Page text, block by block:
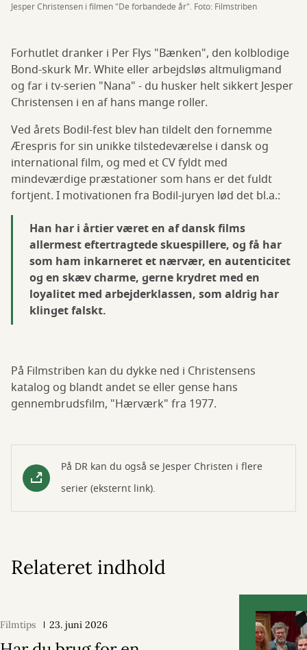
Jesper Christensen i filmen "De forbandede år". Foto: Filmstriben
Forhutlet dranker i Per Flys "Bænken", den kolblodige
Bond-skurk Mr. White eller arbejdsløs altmuligmand
og far i tv-serien "Nana" - du husker helt sikkert Jesper
Christensen i en af hans mange roller.
Ved årets Bodil-fest blev han tildelt den fornemme
Ærespris for sin unikke tilstedeværelse i dansk og
international film, og med et CV fyldt med
mindeværdige præstationer som hans er det fuldt
fortjent. I motivationen fra Bodil-juryen lød det bl.a.:
Han har i årtier været en af dansk films
allermest eftertragtede skuespillere, og få har
som ham inkarneret et nærvær, en autenticitet
og en skæv charme, gerne krydret med en
loyalitet med arbejderklassen, som aldrig har
klinget falskt.
På Filmstriben kan du dykke ned i Christensens
katalog og blandt andet se eller gense hans
gennembrudsfilm, "Hærværk" fra 1977.
På DR kan du også se Jesper Christen i flere
serier (eksternt link).
Relateret indhold
Filmtips 23. juni 2026